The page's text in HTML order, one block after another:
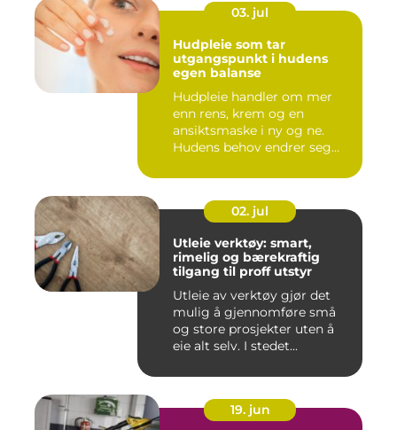
03. jul
Hudpleie som tar
utgangspunkt i hudens
egen balanse
Hudpleie handler om mer
enn rens, krem og en
ansiktsmaske i ny og ne.
Hudens behov endrer seg
02. jul
Utleie verktøy: smart,
rimelig og bærekraftig
tilgang til proff utstyr
Utleie av verktøy gjør det
mulig å gjennomføre små
og store prosjekter uten å
eie alt selv. I stedet...
19. jun